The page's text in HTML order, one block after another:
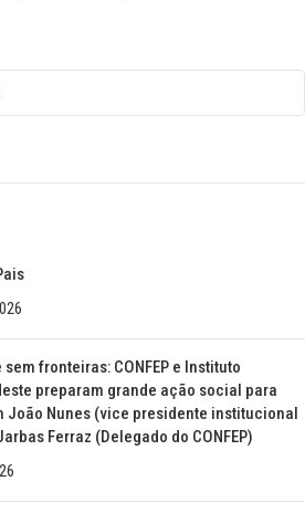
fronteiras: CONFEP e Instituto
preparam grande ação social para
João Nunes (vice presidente institucional
Ferraz (Delegado do CONFEP)